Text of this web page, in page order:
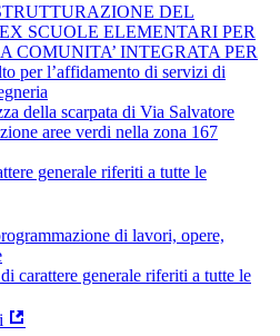
DEL
SCUOLE ELEMENTARI PER
COMUNITA’ INTEGRATA PER
per l’affidamento di servizi di
della scarpata di Via Salvatore
aree verdi nella zona 167
generale riferiti a tutte le
di lavori, opere,
carattere generale riferiti a tutte le